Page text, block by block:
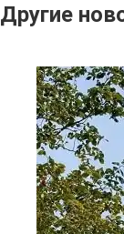
Другие